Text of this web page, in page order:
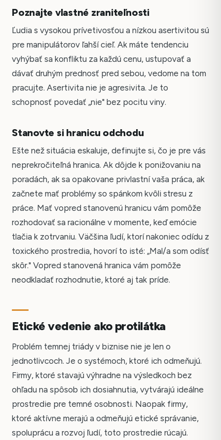
Poznajte vlastné zraniteľnosti
Ľudia s vysokou prívetivosťou a nízkou asertivitou sú
pre manipulátorov ľahší cieľ. Ak máte tendenciu
vyhýbať sa konfliktu za každú cenu, ustupovať a
dávať druhým prednosť pred sebou, vedome na tom
pracujte. Asertivita nie je agresivita. Je to
schopnosť povedať „nie" bez pocitu viny.
Stanovte si hranicu odchodu
Ešte než situácia eskaluje, definujte si, čo je pre vás
neprekročiteľná hranica. Ak dôjde k ponižovaniu na
poradách, ak sa opakovane privlastní vaša práca, ak
začnete mať problémy so spánkom kvôli stresu z
práce. Mať vopred stanovenú hranicu vám pomôže
rozhodovať sa racionálne v momente, keď emócie
tlačia k zotrvaniu. Väčšina ľudí, ktorí nakoniec odídu z
toxického prostredia, hovorí to isté: „Mal/a som odísť
skôr." Vopred stanovená hranica vám pomôže
neodkladať rozhodnutie, ktoré aj tak príde.
Etické vedenie ako protilátka
Problém temnej triády v biznise nie je len o
jednotlivcoch. Je o systémoch, ktoré ich odmeňujú.
Firmy, ktoré stavajú výhradne na výsledkoch bez
ohľadu na spôsob ich dosiahnutia, vytvárajú ideálne
prostredie pre temné osobnosti. Naopak firmy,
ktoré aktívne merajú a odmeňujú etické správanie,
spoluprácu a rozvoj ľudí, toto prostredie rúcajú.